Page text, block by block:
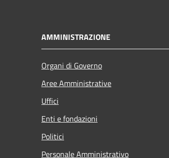
AMMINISTRAZIONE
Organi di Governo
Aree Amministrative
Uffici
Enti e fondazioni
Politici
Personale Amministrativo